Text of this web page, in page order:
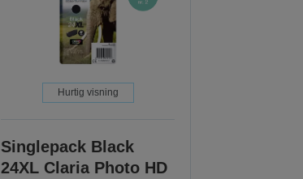
Hurtig visning
Singlepack Black
24XL Claria Photo HD